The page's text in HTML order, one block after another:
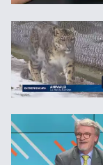
Dans les
Jean-Marc